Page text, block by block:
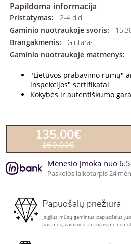
Papildoma informacija
Pristatymas:
2-4 d.d.
Gaminio nuotraukoje svoris:
Brangakmenis:
Gintaras
Gaminio nuotraukoje matmenys:
"Lietuvos prabavimo rūmų"
inspekcijos" sertifikatai
Kokybės ir autentiškumo
135.00€
169.00€
Mėnesio įmoka nuo
Paskolos laikotarpis 24
Papuošalų priežiūra
Įsigijus mūsų gamintus papuošalus
pas mus, gaminius atnaujinsime